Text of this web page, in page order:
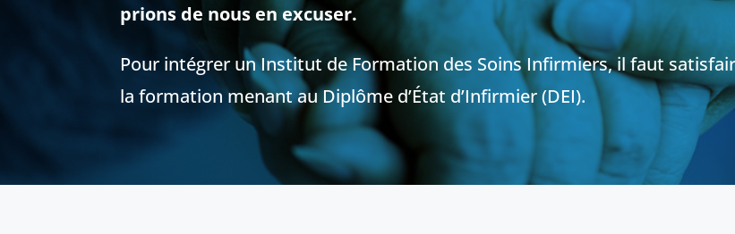
prions de nous en excuser.
Pour intégrer un Institut de Formation des Soins Infirmiers, il faut
la formation menant au Diplôme d’État d’Infirmier (DEI).